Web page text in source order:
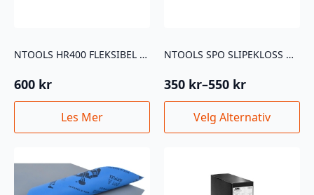
NTOOLS HR400 FLEKSIBEL SLIPEKLOSS MED STØVAVSUG
600 kr
Les Mer
NTOOLS SPO SLIPEKLOSS MED STØVAVSUG
350 kr–550 kr
Prisområde:
350 kr
550 kr
Velg Alternativ
Dette
produktet
har
Alternativene